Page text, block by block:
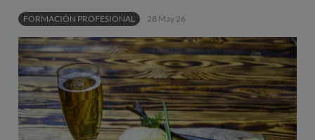
FORMACIÓN PROFESIONAL 28 May 26